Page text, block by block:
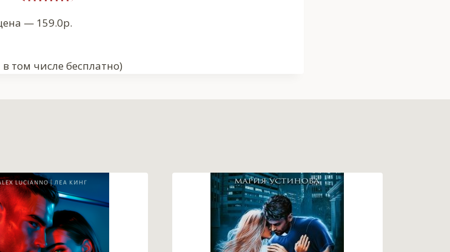
— 159.0р.
том числе бесплатно)